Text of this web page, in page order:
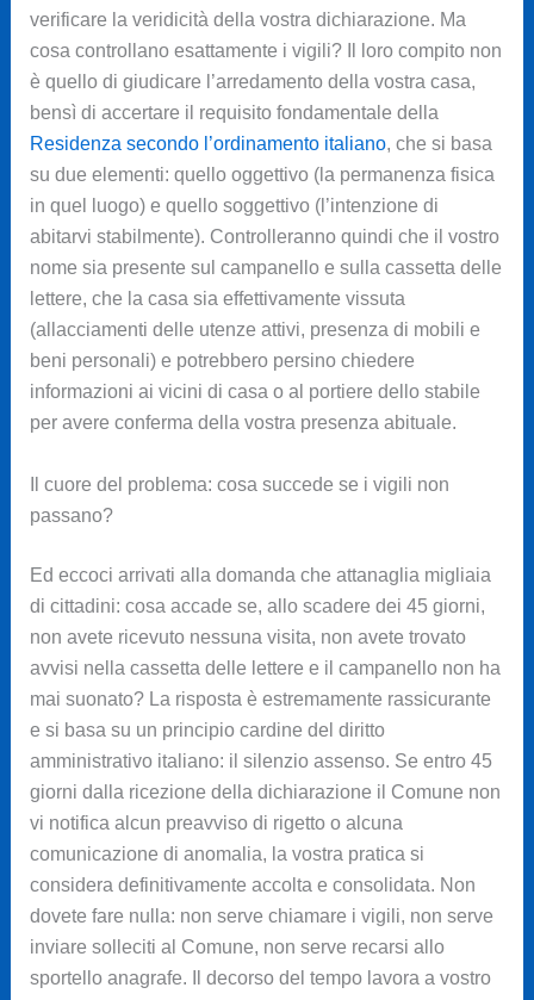
verificare la veridicità della vostra dichiarazione. Ma
cosa controllano esattamente i vigili? Il loro compito non
è quello di giudicare l’arredamento della vostra casa,
bensì di accertare il requisito fondamentale della
Residenza secondo l’ordinamento italiano, che si basa
su due elementi: quello oggettivo (la permanenza fisica
in quel luogo) e quello soggettivo (l’intenzione di
abitarvi stabilmente). Controlleranno quindi che il vostro
nome sia presente sul campanello e sulla cassetta delle
lettere, che la casa sia effettivamente vissuta
(allacciamenti delle utenze attivi, presenza di mobili e
beni personali) e potrebbero persino chiedere
informazioni ai vicini di casa o al portiere dello stabile
per avere conferma della vostra presenza abituale.
Il cuore del problema: cosa succede se i vigili non
passano?
Ed eccoci arrivati alla domanda che attanaglia migliaia
di cittadini: cosa accade se, allo scadere dei 45 giorni,
non avete ricevuto nessuna visita, non avete trovato
avvisi nella cassetta delle lettere e il campanello non ha
mai suonato? La risposta è estremamente rassicurante
e si basa su un principio cardine del diritto
amministrativo italiano: il silenzio assenso. Se entro 45
giorni dalla ricezione della dichiarazione il Comune non
vi notifica alcun preavviso di rigetto o alcuna
comunicazione di anomalia, la vostra pratica si
considera definitivamente accolta e consolidata. Non
dovete fare nulla: non serve chiamare i vigili, non serve
inviare solleciti al Comune, non serve recarsi allo
sportello anagrafe. Il decorso del tempo lavora a vostro